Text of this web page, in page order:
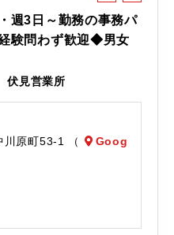
バ
イ
ト
週3日～勤務の事務パ
験問わず歓迎◆男女
伏見営業所
川原町53-1 （
Goog